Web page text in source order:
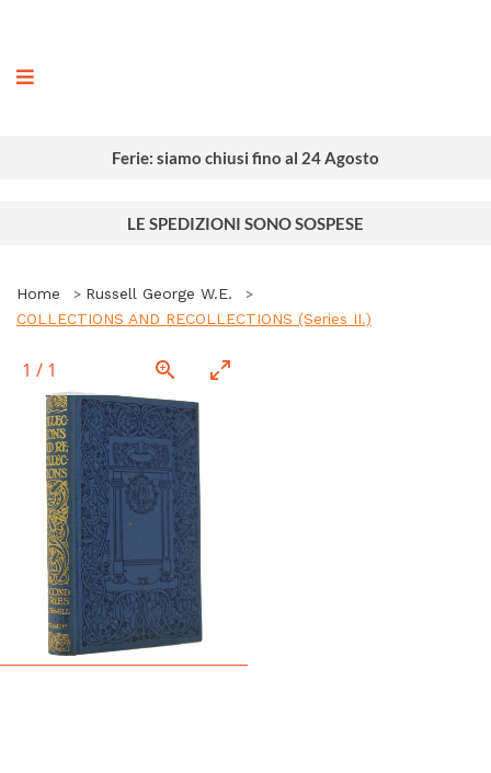
Ferie: siamo chiusi fino al 24 Agosto
LE SPEDIZIONI SONO SOSPESE
Home
Russell George W.E.
COLLECTIONS AND RECOLLECTIONS (Series II.)
1 / 1